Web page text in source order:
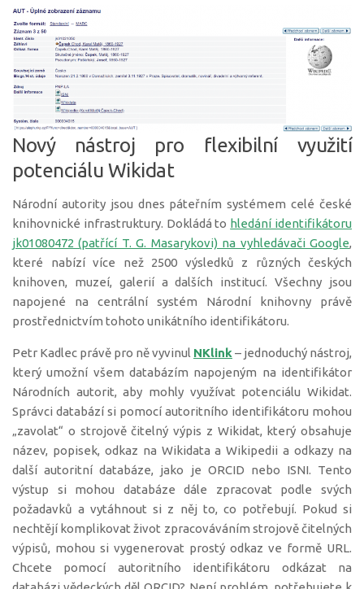
Nový nástroj pro flexibilní využití
potenciálu Wikidat
Národní autority jsou dnes páteřním systémem celé české
knihovnické infrastruktury. Dokládá to hledání identifikátoru
jk01080472 (patřící T. G. Masarykovi) na vyhledávači Google,
které nabízí více než 2500 výsledků z různých českých
knihoven, muzeí, galerií a dalších institucí. Všechny jsou
napojené na centrální systém Národní knihovny právě
prostřednictvím tohoto unikátního identifikátoru.
Petr Kadlec právě pro ně vyvinul NKlink – jednoduchý nástroj,
který umožní všem databázím napojeným na identifikátor
Národních autorit, aby mohly využívat potenciálu Wikidat.
Správci databází si pomocí autoritního identifikátoru mohou
„zavolat“ o strojově čitelný výpis z Wikidat, který obsahuje
název, popisek, odkaz na Wikidata a Wikipedii a odkazy na
další autoritní databáze, jako je ORCID nebo ISNI. Tento
výstup si mohou databáze dále zpracovat podle svých
požadavků a vytáhnout si z něj to, co potřebují. Pokud si
nechtějí komplikovat život zpracováváním strojově čitelných
výpisů, mohou si vygenerovat prostý odkaz ve formě URL.
Chcete pomocí autoritního identifikátoru odkázat na